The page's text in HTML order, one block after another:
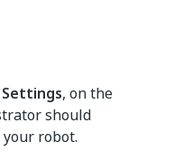
, on the
should
robot.